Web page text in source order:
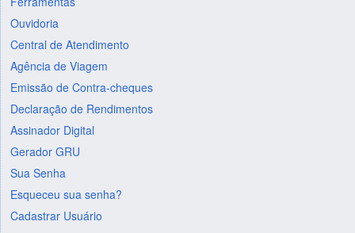
Ouvidoria
Central de Atendimento
Agência de Viagem
Emissão de Contra-cheques
Declaração de Rendimentos
Assinador Digital
Gerador GRU
Sua Senha
Esqueceu sua senha?
Cadastrar Usuário